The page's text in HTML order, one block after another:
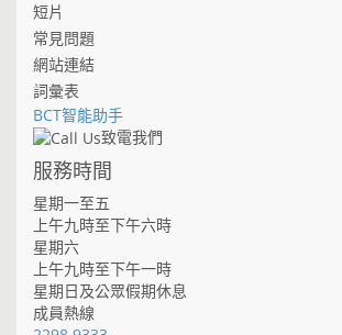
短片
常見問題
網站連結
詞彙表
BCT智能助手
致電我們
服務時間
星期一至五
上午九時至下午六時
星期六
上午九時至下午一時
星期日及公眾假期休息
成員熱線